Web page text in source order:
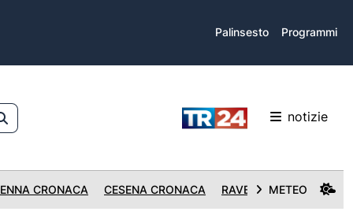
Palinsesto Programmi
notizie
CRONACA CESENA CRONACA RAVENNA CRONACA
METEO